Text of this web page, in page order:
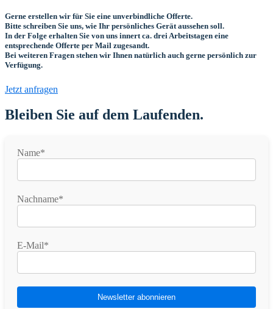
Gerne erstellen wir für Sie eine unverbindliche Offerte.
Bitte schreiben Sie uns, wie Ihr persönliches Gerät aussehen soll.
In der Folge erhalten Sie von uns innert ca. drei Arbeitstagen eine
entsprechende Offerte per Mail zugesandt.
Bei weiteren Fragen stehen wir Ihnen natürlich auch gerne persönlich zur
Verfügung.
Jetzt anfragen
Bleiben Sie auf dem Laufenden.
Name*
Nachname*
E-Mail*